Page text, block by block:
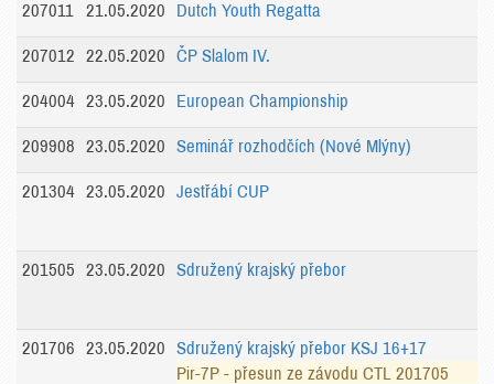
207011 21.05.2020 Dutch Youth Regatta
207012 22.05.2020 ČP Slalom IV.
204004 23.05.2020 European Championship
209908 23.05.2020 Seminář rozhodčích (Nové Mlýny)
201304 23.05.2020 Jestřábí CUP
201505 23.05.2020 Sdružený krajský přebor
201706 23.05.2020
Sdružený krajský přebor KSJ 16+17
Pir-7P - přesun ze závodu CTL 201705